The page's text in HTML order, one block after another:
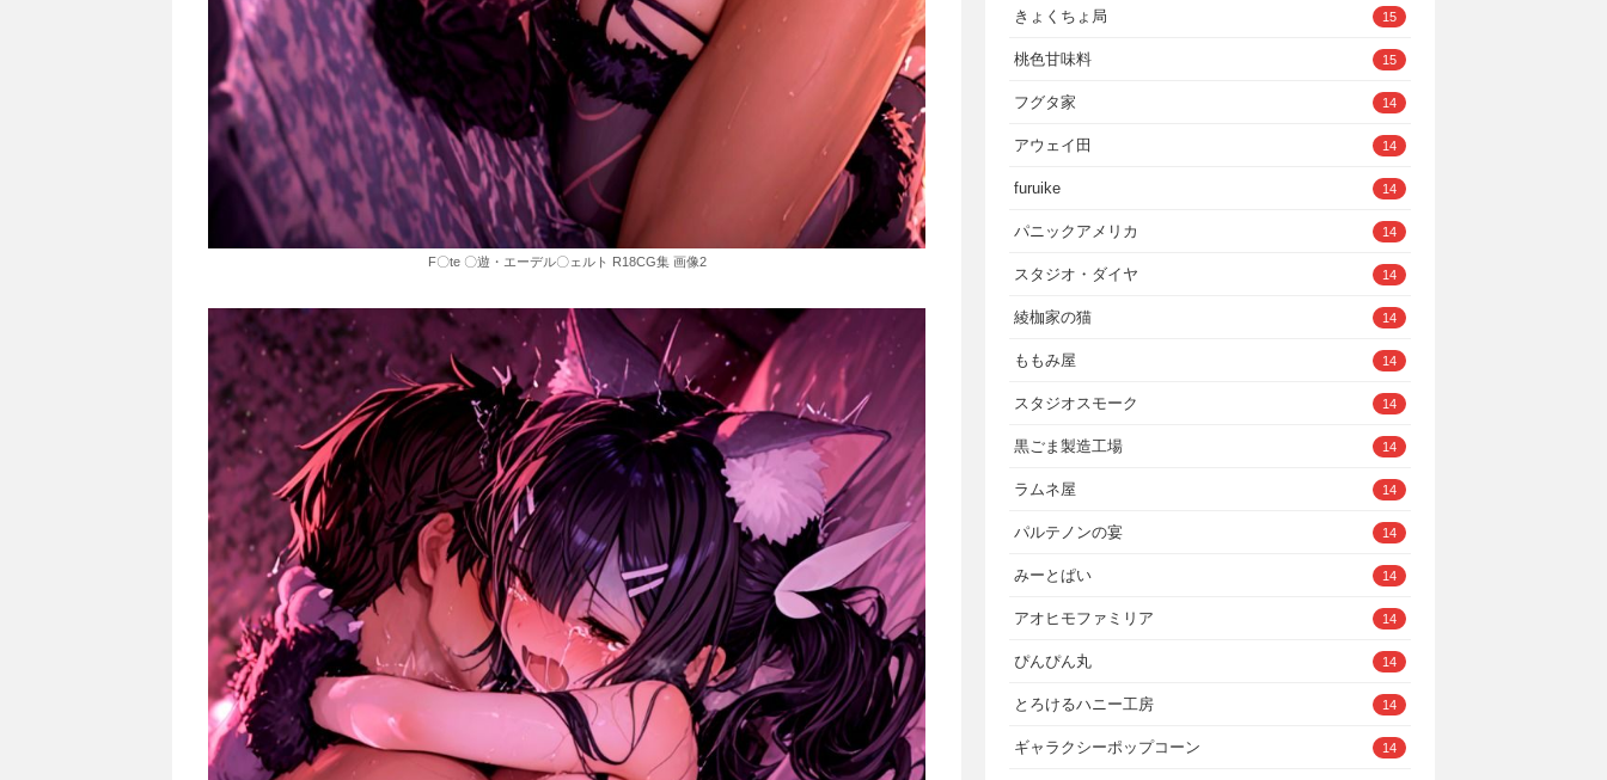
F〇te 〇遊・エーデル〇ェルト R18CG集 画像2
きょくちょ局 15
桃色甘味料 15
フグタ家 14
アウェイ田 14
furuike 14
パニックアメリカ 14
スタジオ・ダイヤ 14
綾枷家の猫 14
ももみ屋 14
スタジオスモーク 14
黒ごま製造工場 14
ラムネ屋 14
パルテノンの宴 14
みーとぱい 14
アオヒモファミリア 14
ぴんぴん丸 14
とろけるハニー工房 14
ギャラクシーポップコーン 14